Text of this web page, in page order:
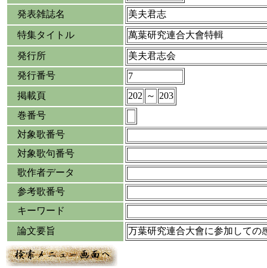
発表雑誌名
美夫君志
特集タイトル 萬葉研究連合大會特輯
発行所
美夫君志会
発行番号
7
掲載頁
202 ～ 203
巻番号
対象歌番号
対象歌句番号
歌作者データ
参考歌番号
キーワード
論文要旨
万葉研究連合大會に参加しての